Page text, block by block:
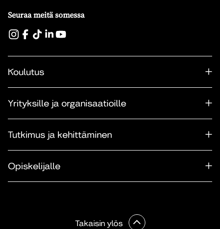
Seuraa meitä somessa
Koulutus
Yrityksille ja organisaatioille
Tutkimus ja kehittäminen
Opiskelijalle
Takaisin ylös